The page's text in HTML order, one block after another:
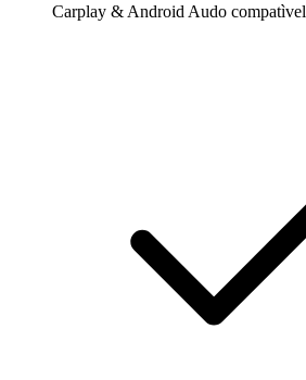
Carplay & Android Audo compatìvel